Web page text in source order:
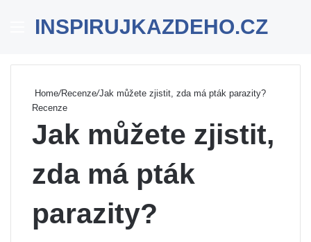
Menu
INSPIRUJKAZDEHO.CZ
Home/Recenze/Jak můžete zjistit, zda má pták parazity?
Recenze
Jak můžete zjistit,
zda má pták
parazity?